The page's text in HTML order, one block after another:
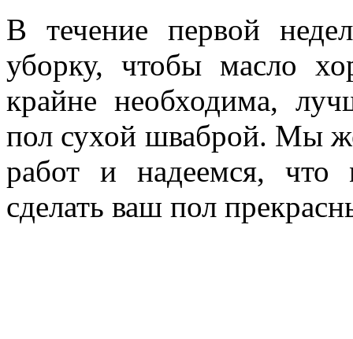
В течение первой
уборку, чтобы масло
крайне необходима,
пол сухой шваброй. Мы
работ и надеемся, что
сделать ваш пол